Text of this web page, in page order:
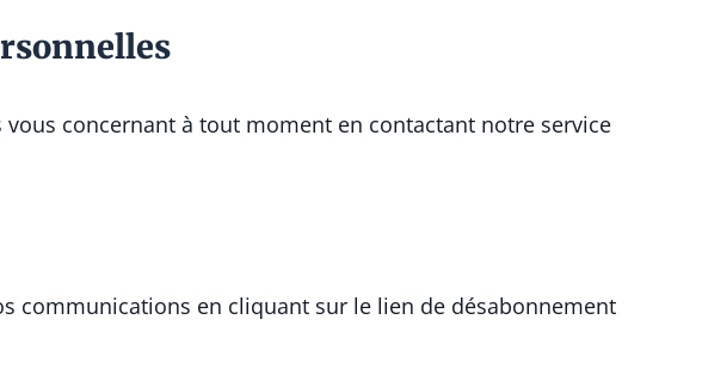
concernant à tout moment en contactant notre service
communications en cliquant sur le lien de désabonnement